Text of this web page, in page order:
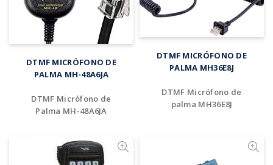
Añadir al cotizador
DTMF MICRÓFONO DE
PALMA MH-48A6JA
DTMF Micrófono de
Palma MH-48A6JA
Añadir al cotizador
DTMF MICRÓFONO DE
PALMA MH36E8J
DTMF Micrófono de
palma MH36E8J